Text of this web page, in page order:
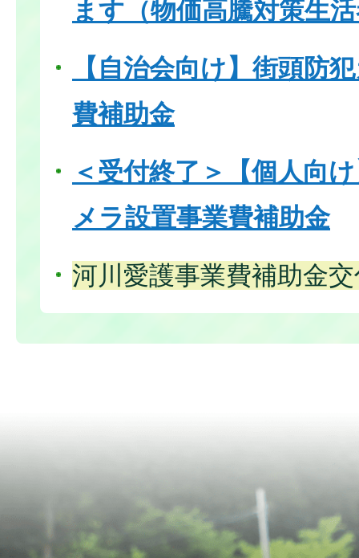
ます（物価高騰対策生
【自治会向け】街頭防
費補助金
＜受付終了＞【個人向
メラ設置事業費補助金
河川愛護事業費補助金